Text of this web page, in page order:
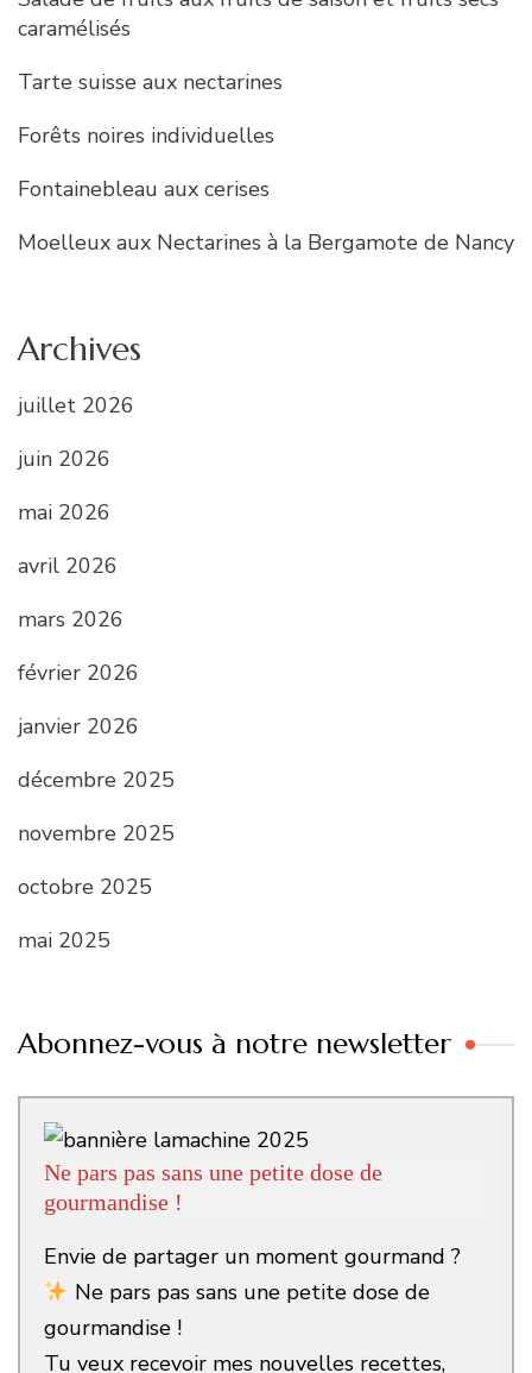
caramélisés
Tarte suisse aux nectarines
Forêts noires individuelles
Fontainebleau aux cerises
Moelleux aux Nectarines à la Bergamote de Nancy
Archives
juillet 2026
juin 2026
mai 2026
avril 2026
mars 2026
février 2026
janvier 2026
décembre 2025
novembre 2025
octobre 2025
mai 2025
Abonnez-vous à notre newsletter
Ne pars pas sans une petite dose de
gourmandise !
Envie de partager un moment gourmand ?
Ne pars pas sans une petite dose de
gourmandise !
Tu veux recevoir mes nouvelles recettes,